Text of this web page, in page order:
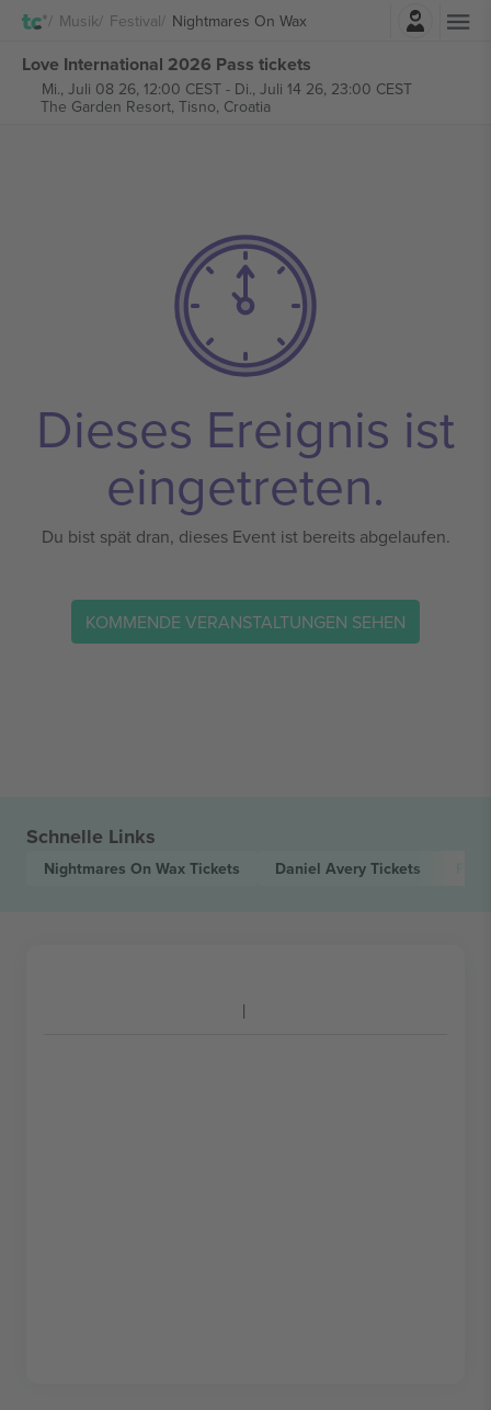
Musik Festival Nightmares On Wax
Einloggen
Love International 2026 Pass tickets
Mi., Juli 08 26, 12:00 CEST- Di., Juli 14 26, 23:00 CEST
The Garden Resort, Tisno, Croatia
Dieses Ereignis ist
eingetreten.
Du bist spät dran, dieses Event ist bereits abgelaufen.
KOMMENDE VERANSTALTUNGEN SEHEN
Schnelle Links
Nightmares On Wax Tickets Daniel Avery Tickets